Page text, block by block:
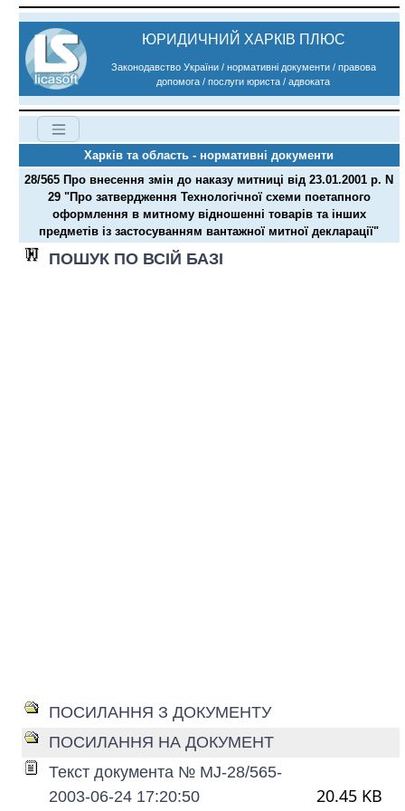
ЮРИДИЧНИЙ ХАРКІВ ПЛЮС
Законодавство України / нормативні документи / правова
допомога / послуги юриста / адвоката
Харків та область - нормативні документи
28/565 Про внесення змін до наказу митниці від 23.01.2001 р. N
29 "Про затвердження Технологічної схеми поетапного
оформлення в митному відношенні товарів та інших
предметів із застосуванням вантажної митної декларації"
ПОШУК ПО ВСІЙ БАЗІ
ПОСИЛАННЯ З ДОКУМЕНТУ
ПОСИЛАННЯ НА ДОКУМЕНТ
Текст документа № MJ-28/565-
2003-06-24 17:20:50
20.45 KB